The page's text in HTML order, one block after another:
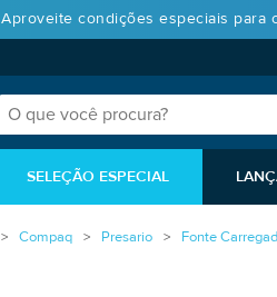
Aproveite condições especiais para
SELEÇÃO ESPECIAL
Compaq Presario Fonte